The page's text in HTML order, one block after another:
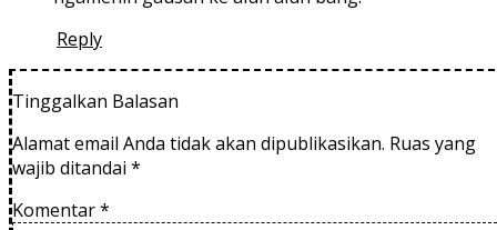
Reply
Tinggalkan Balasan
Alamat email Anda tidak akan dipublikasikan. Ruas yang
wajib ditandai *
Komentar*